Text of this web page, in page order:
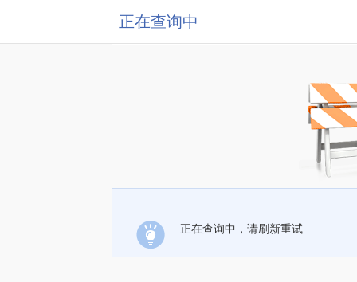
正在查询中
正在查询中，请刷新重试